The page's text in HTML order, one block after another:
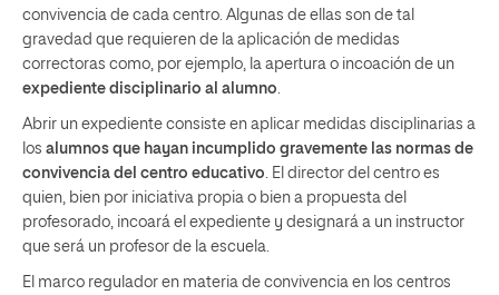
convivencia de cada centro. Algunas de ellas son de tal
gravedad que requieren de la aplicación de medidas
correctoras como, por ejemplo, la apertura o incoación de un
expediente disciplinario al alumno
Abrir un expediente consiste en aplicar medidas disciplinarias a
los alumnos que hayan incumplido gravemente las normas de
convivencia del centro educativo . El director del centro es
quien, bien por iniciativa propia o bien a propuesta del
profesorado, incoará el expediente y designará a un instructor
que será un profesor de la escuela.
El marco regulador en materia de convivencia en los centros